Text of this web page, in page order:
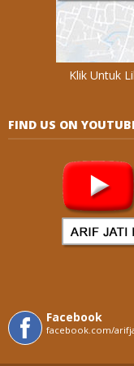
Klik Untuk
FIND US ON
Facebook
facebook.com/